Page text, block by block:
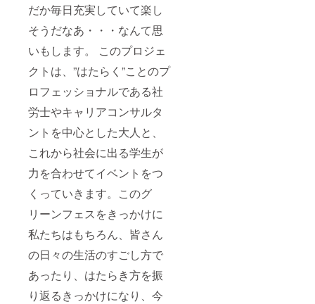
だか毎日充実していて楽し
そうだなあ・・・なんて思
いもします。 このプロジェ
クトは、”はたらく”ことのプ
ロフェッショナルである社
労士やキャリアコンサルタ
ントを中心とした大人と、
これから社会に出る学生が
力を合わせてイベントをつ
くっていきます。このグ
リーンフェスをきっかけに
私たちはもちろん、皆さん
の日々の生活のすごし方で
あったり、はたらき方を振
り返るきっかけになり、今